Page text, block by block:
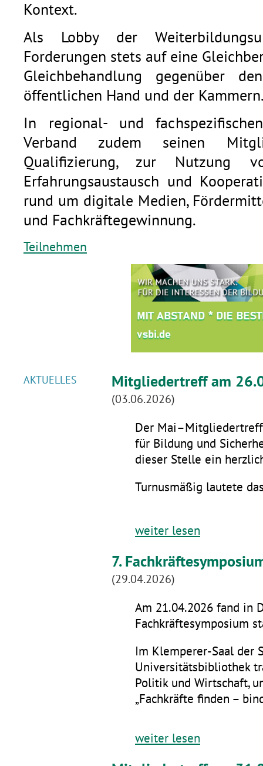
Kontext.
Als Lobby der
Forderungen stets auf eine
Gleichbehandlung gegenüber
öffentlichen Hand und der
In regional- und
Verband zudem seinen
Qualifizierung, zur Nutzung
Erfahrungsaustausch und
rund um digitale Medien,
und Fachkräftegewinnung.
Teilnehmen
AKTUELLES Mitgliedertreff am
(03.06.2026)
Der
für Bildung und
dieser Stelle ein
Turnusmäßig lautete
weiter lesen
7.
(29.04.2026)
Am 21.04.2026 fand in
Fachkräftesymposium
Im Klemperer-Saal der
Universitätsbibliothek
Politik und Wirtschaft,
„Fachkräfte finden –
weiter lesen